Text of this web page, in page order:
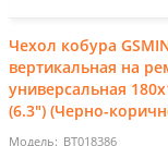
Чехол кобура
вертикальная на
универсальная
(6.3") (Черно-
BT018386